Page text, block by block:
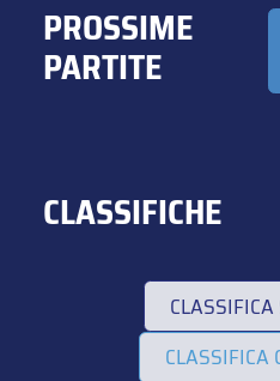
PROSSIME
PARTITE
CLASSIFICHE
CLASSIFICA